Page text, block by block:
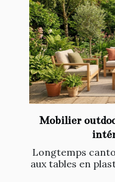
Mobilier
Longtemps
aux tables en